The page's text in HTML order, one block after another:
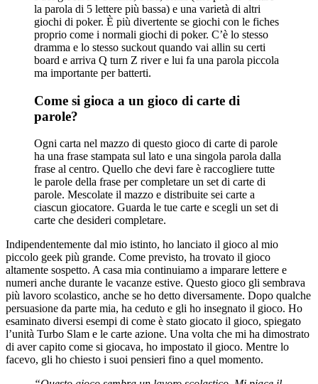
la parola di 5 lettere più bassa) e una varietà di altri
giochi di poker. È più divertente se giochi con le fiches
proprio come i normali giochi di poker. C’è lo stesso
dramma e lo stesso suckout quando vai allin su certi
board e arriva Q turn Z river e lui fa una parola piccola
ma importante per batterti.
Come si gioca a un gioco di carte di
parole?
Ogni carta nel mazzo di questo gioco di carte di parole
ha una frase stampata sul lato e una singola parola dalla
frase al centro. Quello che devi fare è raccogliere tutte
le parole della frase per completare un set di carte di
parole. Mescolate il mazzo e distribuite sei carte a
ciascun giocatore. Guarda le tue carte e scegli un set di
carte che desideri completare.
Indipendentemente dal mio istinto, ho lanciato il gioco al mio
piccolo geek più grande. Come previsto, ha trovato il gioco
altamente sospetto. A casa mia continuiamo a imparare lettere e
numeri anche durante le vacanze estive. Questo gioco gli sembrava
più lavoro scolastico, anche se ho detto diversamente. Dopo qualche
persuasione da parte mia, ha ceduto e gli ho insegnato il gioco. Ho
esaminato diversi esempi di come è stato giocato il gioco, spiegato
l’unità Turbo Slam e le carte azione. Una volta che mi ha dimostrato
di aver capito come si giocava, ho impostato il gioco. Mentre lo
facevo, gli ho chiesto i suoi pensieri fino a quel momento.